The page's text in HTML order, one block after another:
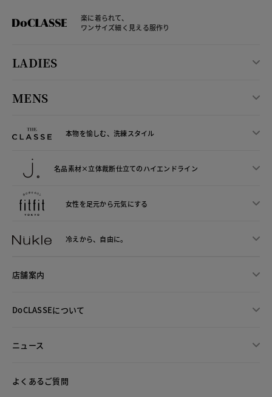
楽に着られて、
ワンサイズ細く見える服作り
LADIES
MENS
本物を愉しむ、洗練スタイル
名品素材×立体裁断仕立てのハイエンドライン
女性を足元から元気にする
冷えから、 自由に。
店舗案内
DoCLASSEについて
ニュース
よくあるご質問